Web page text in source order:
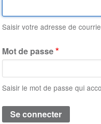
Saisir votre adresse de
Mot de passe
Saisir le mot de passe qui